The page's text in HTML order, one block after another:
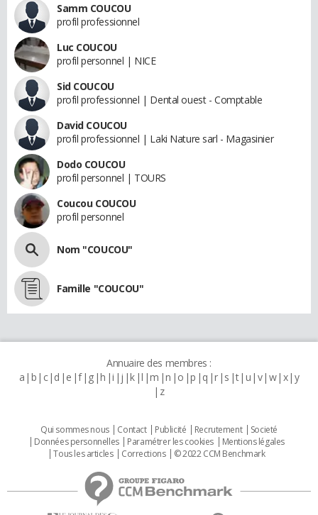
Samm COUCOU
profil professionnel
Luc COUCOU
profil personnel | NICE
Sid COUCOU
profil professionnel | Dental ouest - Comptable
David COUCOU
profil professionnel | Laki Nature sarl - Magasinier
Dodo COUCOU
profil personnel | TOURS
Coucou COUCOU
profil personnel
Nom "COUCOU"
Famille "COUCOU"
Annuaire des membres :
a b c d e f g h i j k l m n o p q r s t u v w x y
z
Qui sommes nous Contact Publicité Recrutement
Societé
Données personnelles
Paramétrer les cookies
Mentions légales
Tous les articles
Corrections © 2022 CCM Benchmark